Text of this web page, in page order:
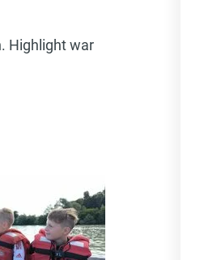
Highlight war